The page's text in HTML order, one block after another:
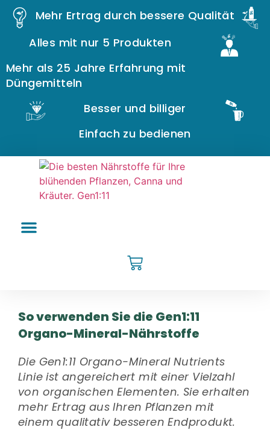
Mehr Ertrag durch bessere Qualität
Alles mit nur 5 Produkten
Mehr als 25 Jahre Erfahrung mit
Düngemitteln
Besser und billiger
Einfach zu bedienen
So verwenden Sie die Gen1:11
Organo-Mineral-Nährstoffe
Die Gen1:11 Organo-Mineral Nutrients
Linie ist angereichert mit einer Vielzahl
von organischen Elementen. Sie erhalten
mehr Ertrag aus Ihren Pflanzen mit
einem qualitativ besseren Endprodukt.